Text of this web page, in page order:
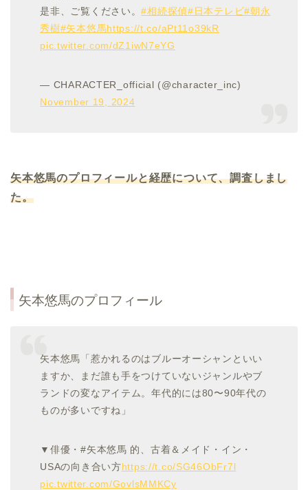
是非、ご覧ください。#相続探偵#日本テレビ#朝永
秀樹#矢本悠馬https://t.co/aPt11o39kR
pic.twitter.com/dZ1iwN7eYG
— CHARACTER_official (@character_inc)
November 19, 2024
矢本悠馬のプロフィールと経歴について、調査しまし
た。
矢本悠馬のプロフィール
矢本悠馬「惹かれるのはブルーオーシャンといい
ますか、まだ誰も手をつけていないジャンルやブ
ランドの変なアイテム。年代的には80〜90年代の
ものが多いですね」
▼俳優・#矢本悠馬 的、古着＆メイド・イン・
USAの向き合い方https://t.co/SG46ObFr7l
pic.twitter.com/GovlsMMKCy